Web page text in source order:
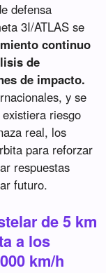
defensa
3I/ATLAS se
continuo
de
de impacto.
y se
riesgo
real, los
para reforzar
respuestas
futuro.
de 5 km
a los
km/h